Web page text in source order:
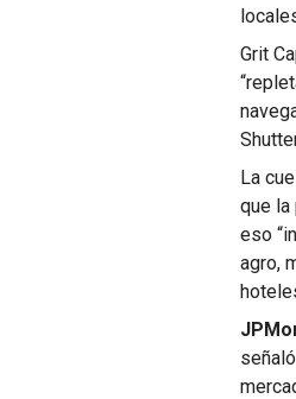
Grit
La
que
eso
agro,